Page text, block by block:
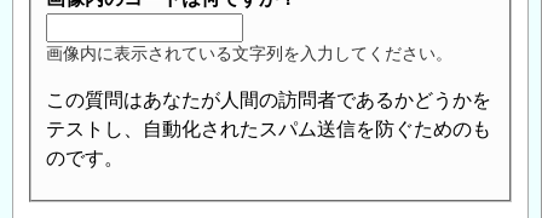
画像内に表示されている文字列を入力してください。
この質問はあなたが人間の訪問者であるかどうかを
テストし、自動化されたスパム送信を防ぐためのも
のです。